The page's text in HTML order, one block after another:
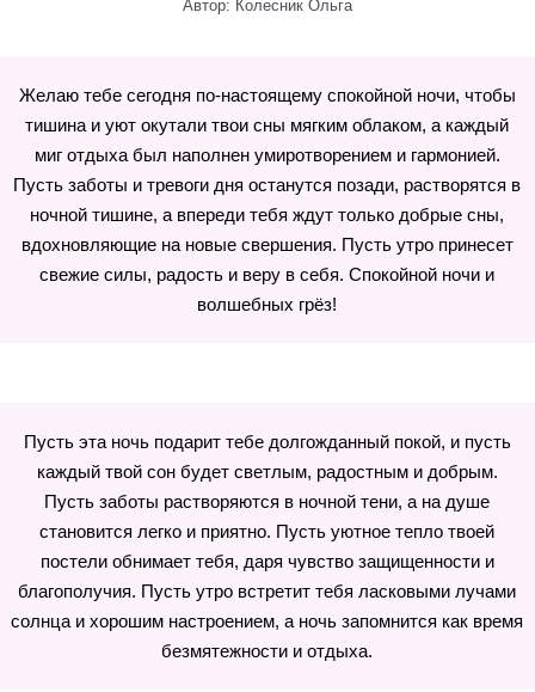
Автор: Колесник Ольга
Желаю тебе сегодня по-настоящему спокойной ночи, чтобы
тишина и уют окутали твои сны мягким облаком, а каждый
миг отдыха был наполнен умиротворением и гармонией.
Пусть заботы и тревоги дня останутся позади, растворятся в
ночной тишине, а впереди тебя ждут только добрые сны,
вдохновляющие на новые свершения. Пусть утро принесет
свежие силы, радость и веру в себя. Спокойной ночи и
волшебных грёз!
Пусть эта ночь подарит тебе долгожданный покой, и пусть
каждый твой сон будет светлым, радостным и добрым.
Пусть заботы растворяются в ночной тени, а на душе
становится легко и приятно. Пусть уютное тепло твоей
постели обнимает тебя, даря чувство защищенности и
благополучия. Пусть утро встретит тебя ласковыми лучами
солнца и хорошим настроением, а ночь запомнится как время
безмятежности и отдыха.